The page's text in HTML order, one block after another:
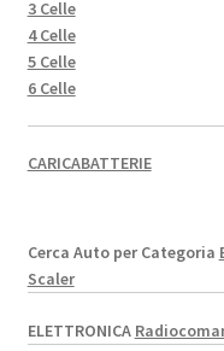
3 Celle
4 Celle
5 Celle
6 Celle
CARICABATTERIE
Cerca Auto per Categoria
Scaler
ELETTRONICA